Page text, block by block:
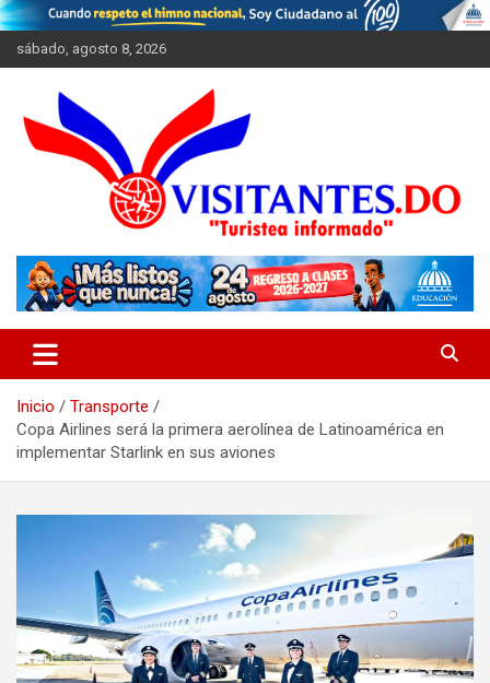
Saltar
al
contenido
sábado, agosto 8, 2026
Visitantes
Inicio
Transporte
Copa Airlines será la primera aerolínea de Latinoamérica en
implementar Starlink en sus aviones